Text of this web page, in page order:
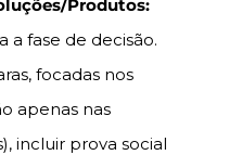
Produtos:
a fase de decisão.
focadas nos
apenas nas
incluir prova social